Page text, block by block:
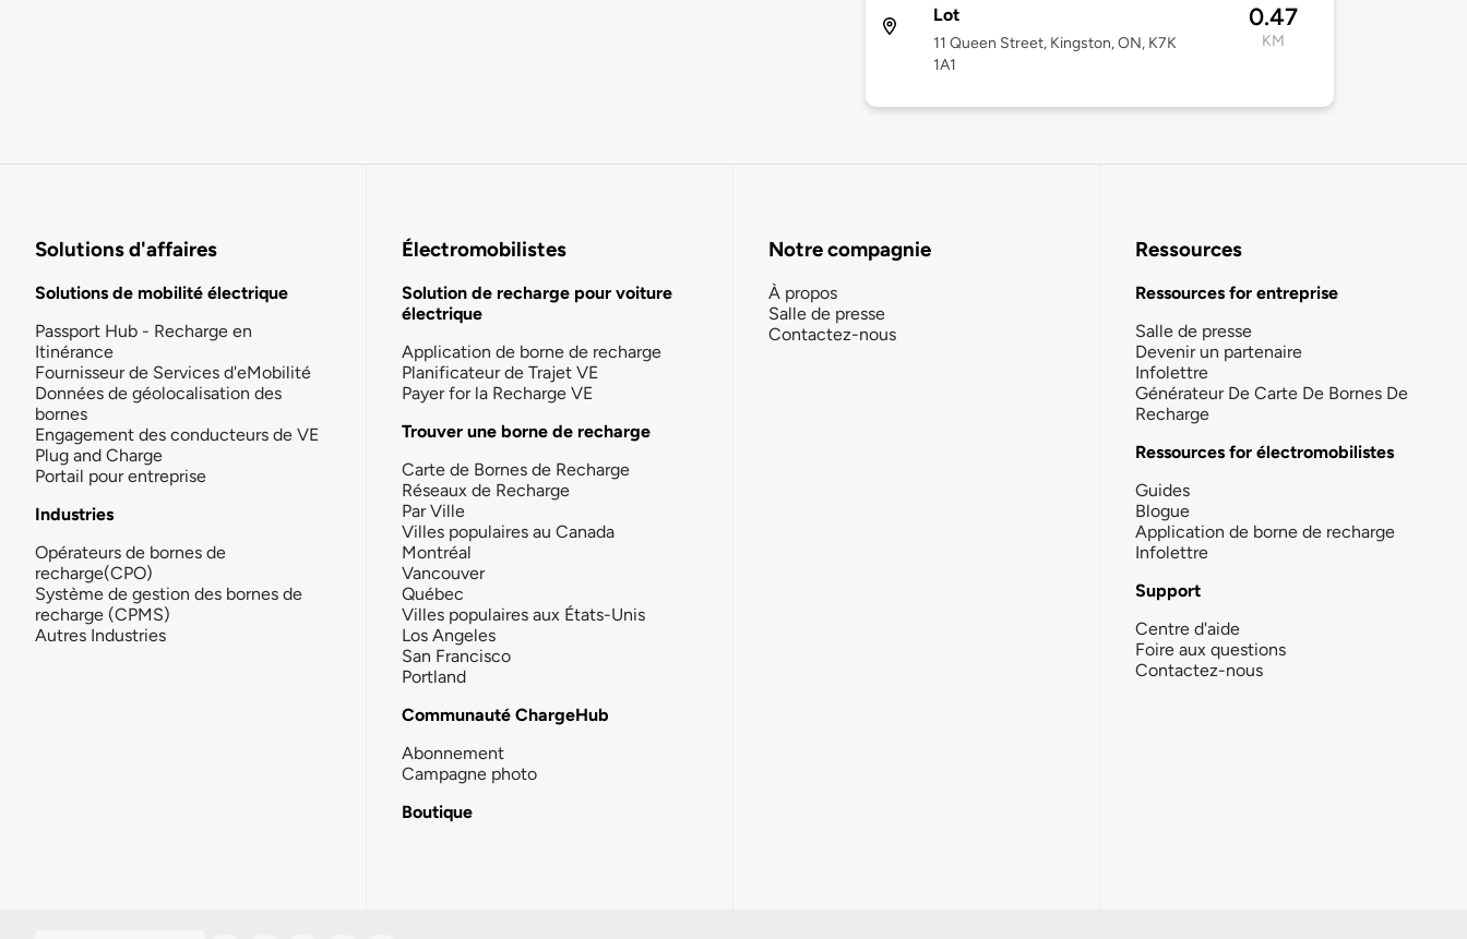
Lot
11 Queen Street, Kingston, ON, K7K
1A1
0.47
KM
Solutions d'affaires
Solutions de mobilité électrique
Passport Hub - Recharge en
Itinérance
Fournisseur de Services d'eMobilité
Données de géolocalisation des
bornes
Engagement des conducteurs de VE
Plug and Charge
Portail pour entreprise
Industries
Opérateurs de bornes de
recharge(CPO)
Système de gestion des bornes de
recharge (CPMS)
Autres Industries
Électromobilistes
Solution de recharge pour voiture
électrique
Application de borne de recharge
Planificateur de Trajet VE
Payer for la Recharge VE
Trouver une borne de recharge
Carte de Bornes de Recharge
Réseaux de Recharge
Par Ville
Villes populaires au Canada
Montréal
Vancouver
Québec
Villes populaires aux États-Unis
Los Angeles
San Francisco
Portland
Communauté ChargeHub
Abonnement
Campagne photo
Boutique
Notre compagnie
À propos
Salle de presse
Contactez-nous
Ressources
Ressources for entreprise
Salle de presse
Devenir un partenaire
Infolettre
Générateur De Carte De Bornes De
Recharge
Ressources for électromobilistes
Guides
Blogue
Application de borne de recharge
Infolettre
Support
Centre d'aide
Foire aux questions
Contactez-nous